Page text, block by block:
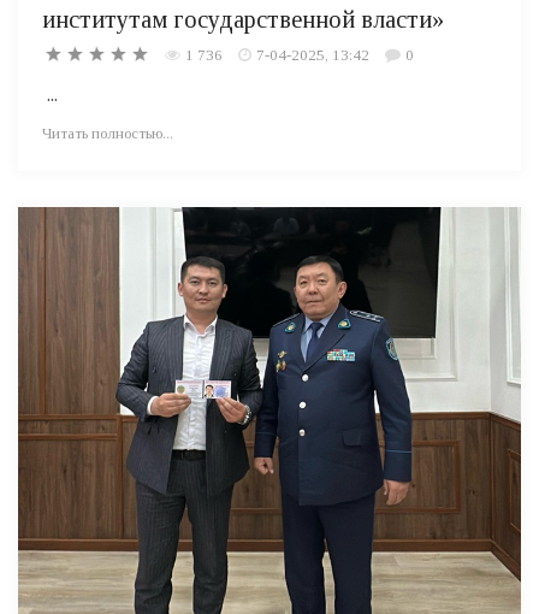
институтам государственной власти»
1 736 7-04-2025, 13:42 0
...
Читать полностью...